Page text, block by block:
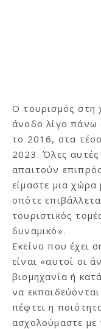
Ο τουρισμός στη
άνοδο λίγο πάνω
το 2016, στα
2023. Όλες αυτές
απαιτούν
είμαστε μια
οπότε
τουριστικός
δυναμικό».
Εκείνο που έχει
είναι «αυτοί οι
βιομηχανία ή
να
πέφτει η
ασχολούμαστε με